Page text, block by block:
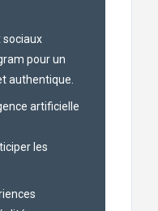
sociaux
pour un
authentique.
artificielle
les